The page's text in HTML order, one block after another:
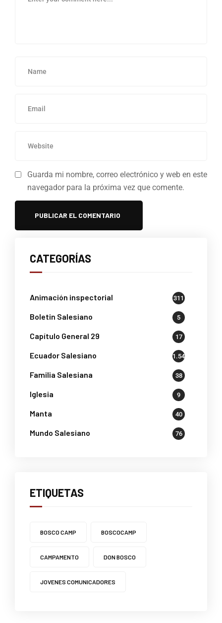
Guarda mi nombre, correo electrónico y web en este
navegador para la próxima vez que comente.
CATEGORÍAS
Animación inspectorial 311
Boletin Salesiano 5
Capítulo General 29 17
Ecuador Salesiano 1.541
Familia Salesiana 38
Iglesia 9
Manta 40
Mundo Salesiano 76
ETIQUETAS
BOSCO CAMP BOSCOCAMP
CAMPAMENTO DON BOSCO
JOVENES COMUNICADORES